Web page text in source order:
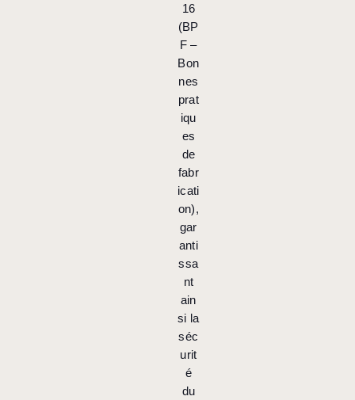
16
(BP
F –
Bon
nes
prat
iqu
es
de
fabr
icati
on),
gar
anti
ssa
nt
ain
si la
séc
urit
é
du